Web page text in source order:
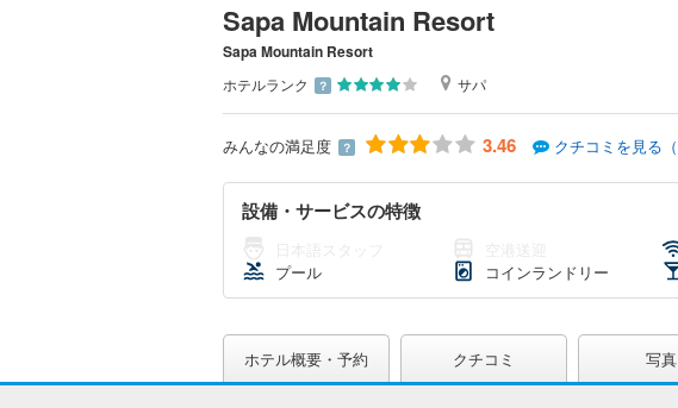
Sapa Mountain Resort
Sapa Mountain Resort
ホテルランク ？ サパ
みんなの満足度 ？ 3.46 クチコミを見る（
設備・サービスの特徴
プール
コインランドリー
ホテル概要・予約 クチコミ 写真